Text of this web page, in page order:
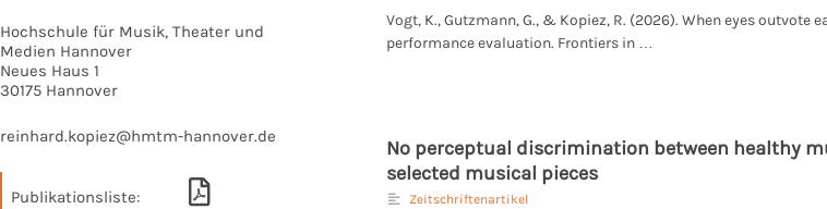
Hochschule für Musik, Theater und
Medien Hannover
Neues Haus 1
30175 Hannover
reinhard.kopiez@hmtm-hannover.de
Publikationsliste:
Vogt, K., Gutzmann, G., & Kopiez, R. (2026). When eyes outvote
performance evaluation. Frontiers in …
No perceptual discrimination between healthy
selected musical pieces
Zeitschriftenartikel